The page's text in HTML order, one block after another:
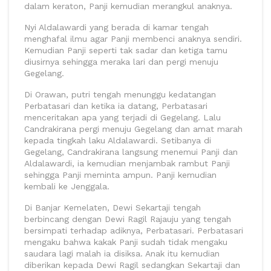
dalam keraton, Panji kemudian merangkul anaknya.
Nyi Aldalawardi yang berada di kamar tengah
menghafal ilmu agar Panji membenci anaknya sendiri.
Kemudian Panji seperti tak sadar dan ketiga tamu
diusirnya sehingga meraka lari dan pergi menuju
Gegelang.
Di Orawan, putri tengah menunggu kedatangan
Perbatasari dan ketika ia datang, Perbatasari
menceritakan apa yang terjadi di Gegelang. Lalu
Candrakirana pergi menuju Gegelang dan amat marah
kepada tingkah laku Aldalawardi. Setibanya di
Gegelang, Candrakirana langsung menemui Panji dan
Aldalawardi, ia kemudian menjambak rambut Panji
sehingga Panji meminta ampun. Panji kemudian
kembali ke Jenggala.
Di Banjar Kemelaten, Dewi Sekartaji tengah
berbincang dengan Dewi Ragil Rajauju yang tengah
bersimpati terhadap adiknya, Perbatasari. Perbatasari
mengaku bahwa kakak Panji sudah tidak mengaku
saudara lagi malah ia disiksa. Anak itu kemudian
diberikan kepada Dewi Ragil sedangkan Sekartaji dan